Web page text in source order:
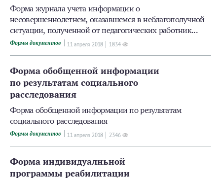
Форма журнала учета информации о
несовершеннолетнем, оказавшемся в неблагополучной
ситуации, полученной от педагогических работник...
Формы документов 11 апреля 2018 1834
Форма обобщенной информации
по результатам социального
расследования
Форма обобщенной информации по результатам
социального расследования
Формы документов 11 апреля 2018 2346
Форма индивидуалньной
программы реабилитации